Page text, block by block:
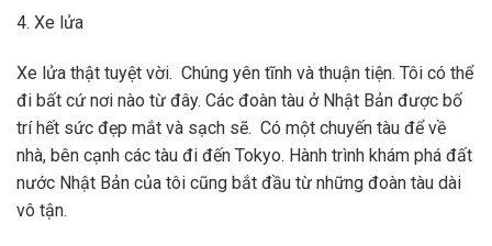
4. Xe lửa
Xe lửa thật tuyệt vời. Chúng yên tĩnh và thuận tiện. Tôi có thể
đi bất cứ nơi nào từ đây. Các đoàn tàu ở Nhật Bản được bố
trí hết sức đẹp mắt và sạch sẽ. Có một chuyến tàu để về
nhà, bên cạnh các tàu đi đến Tokyo. Hành trình khám phá đất
nước Nhật Bản của tôi cũng bắt đầu từ những đoàn tàu dài
vô tận.